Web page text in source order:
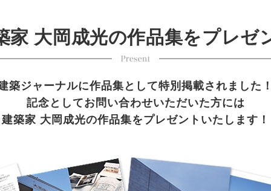
家 大岡成光の作品集をプレゼ
築ジャーナルに作品集として特別掲載されました
記念としてお問い合わせいただいた方には
建築家 大岡成光の作品集をプレゼントいたします！